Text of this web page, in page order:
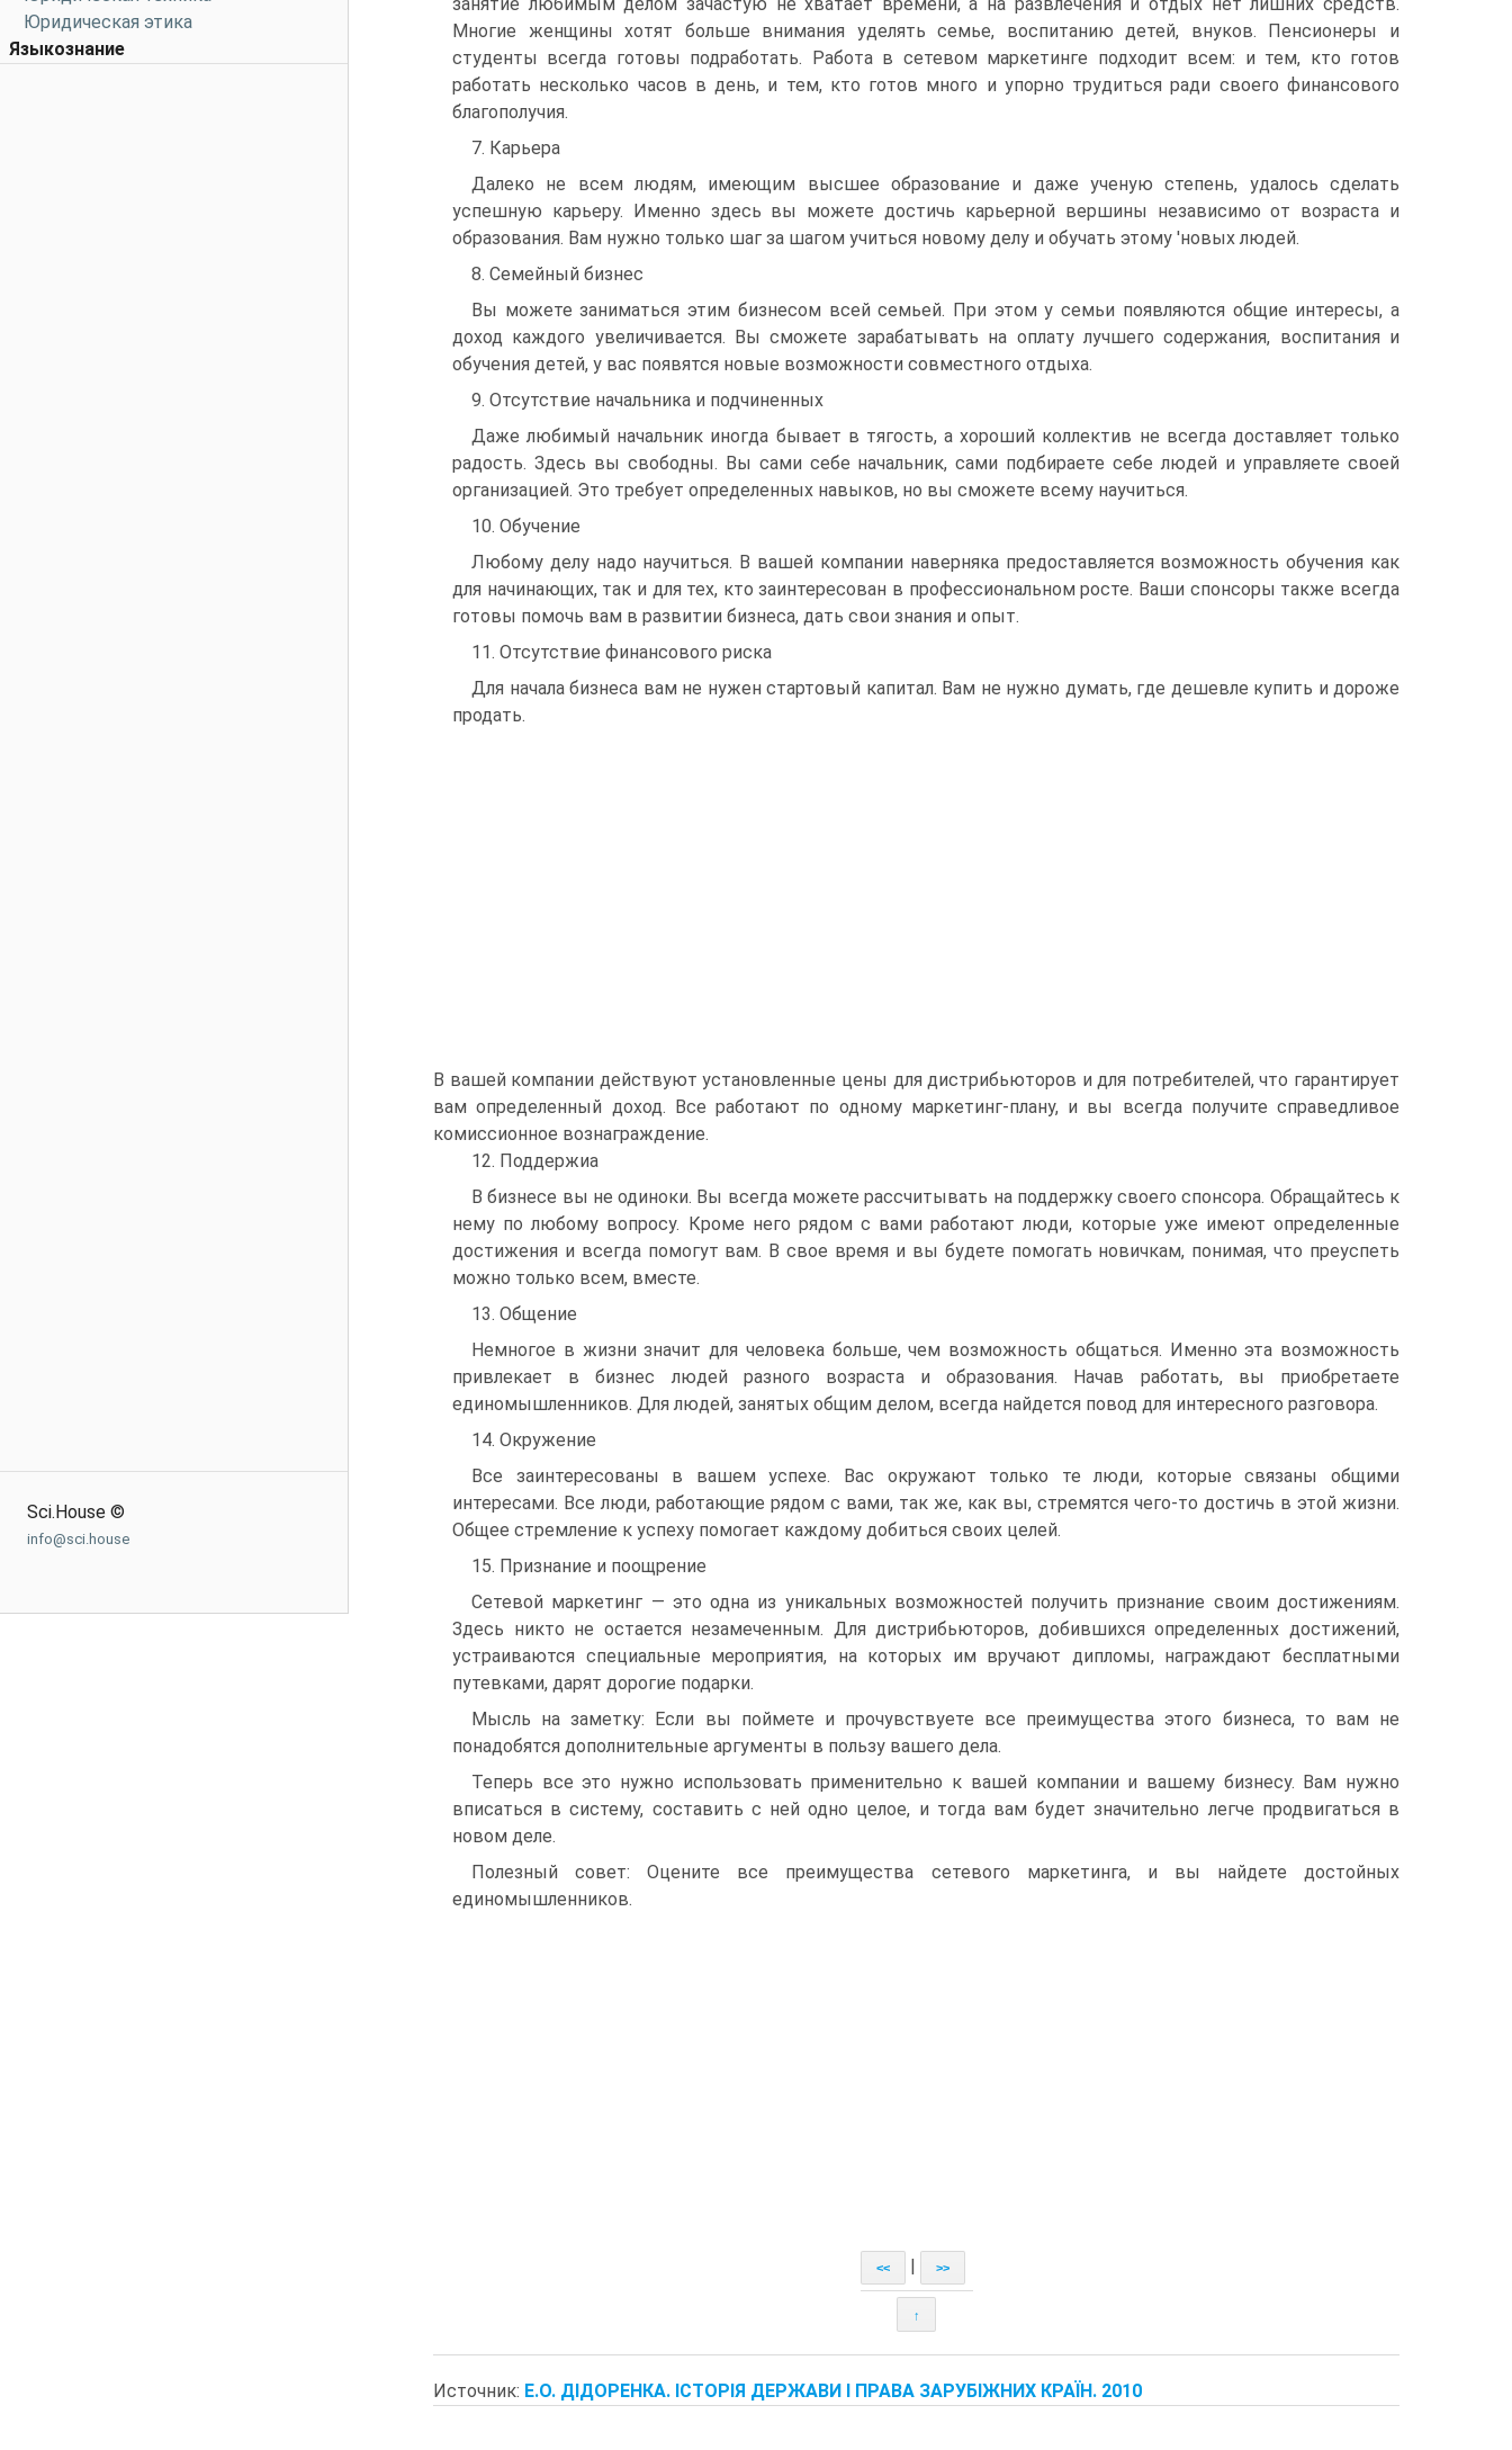
Юридическая этика
Языкознание
Sci.House ©
info@sci.house
Многие женщины хотят больше внимания уделять семье, воспитанию детей, внуков. Пенсионеры и
студенты всегда готовы подработать. Работа в сетевом маркетинге подходит всем: и тем, кто готов
работать несколько часов в день, и тем, кто готов много и упорно трудиться ради своего финансового
благополучия.
7. Карьера
Далеко не всем людям, имеющим высшее образование и даже ученую степень, удалось сделать
успешную карьеру. Именно здесь вы можете достичь карьерной вершины независимо от возраста и
образования. Вам нужно только шаг за шагом учиться новому делу и обучать этому 'новых людей.
8. Семейный бизнес
Вы можете заниматься этим бизнесом всей семьей. При этом у семьи появляются общие интересы, а
доход каждого увеличивается. Вы сможете зарабатывать на оплату лучшего содержания, воспитания и
обучения детей, у вас появятся новые возможности совместного отдыха.
9. Отсутствие начальника и подчиненных
Даже любимый начальник иногда бывает в тягость, а хороший коллектив не всегда доставляет только
радость. Здесь вы свободны. Вы сами себе начальник, сами подбираете себе людей и управляете своей
организацией. Это требует определенных навыков, но вы сможете всему научиться.
10. Обучение
Любому делу надо научиться. В вашей компании наверняка предоставляется возможность обучения как
для начинающих, так и для тех, кто заинтересован в профессиональном росте. Ваши спонсоры также всегда
готовы помочь вам в развитии бизнеса, дать свои знания и опыт.
11. Отсутствие финансового риска
Для начала бизнеса вам не нужен стартовый капитал. Вам не нужно думать, где дешевле купить и дороже
продать.
В вашей компании действуют установленные цены для дистрибьюторов и для потребителей, что гарантирует
вам определенный доход. Все работают по одному маркетинг-плану, и вы всегда получите справедливое
комиссионное вознаграждение.
12. Поддержиа
В бизнесе вы не одиноки. Вы всегда можете рассчитывать на поддержку своего спонсора. Обращайтесь к
нему по любому вопросу. Кроме него рядом с вами работают люди, которые уже имеют определенные
достижения и всегда помогут вам. В свое время и вы будете помогать новичкам, понимая, что преуспеть
можно только всем, вместе.
13. Общение
Немногое в жизни значит для человека больше, чем возможность общаться. Именно эта возможность
привлекает в бизнес людей разного возраста и образования. Начав работать, вы приобретаете
единомышленников. Для людей, занятых общим делом, всегда найдется повод для интересного разговора.
14. Окружение
Все заинтересованы в вашем успехе. Вас окружают только те люди, которые связаны общими
интересами. Все люди, работающие рядом с вами, так же, как вы, стремятся чего-то достичь в этой жизни.
Общее стремление к успеху помогает каждому добиться своих целей.
15. Признание и поощрение
Сетевой маркетинг — это одна из уникальных возможностей получить признание своим достижениям.
Здесь никто не остается незамеченным. Для дистрибьюторов, добившихся определенных достижений,
устраиваются специальные мероприятия, на которых им вручают дипломы, награждают бесплатными
путевками, дарят дорогие подарки.
Мысль на заметку: Если вы поймете и прочувствуете все преимущества этого бизнеса, то вам не
понадобятся дополнительные аргументы в пользу вашего дела.
Теперь все это нужно использовать применительно к вашей компании и вашему бизнесу. Вам нужно
вписаться в систему, составить с ней одно целое, и тогда вам будет значительно легче продвигаться в
новом деле.
Полезный совет: Оцените все преимущества сетевого маркетинга, и вы найдете достойных
единомышленников.
<< >>
↑
Источник: Е.О. ДІДОРЕНКА. ІСТОРІЯ ДЕРЖАВИ І ПРАВА ЗАРУБІЖНИХ КРАЇН. 2010